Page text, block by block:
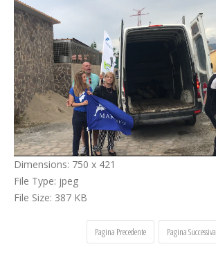
Dimensions: 750 x 421
File Type: jpeg
File Size: 387 KB
Pagina Precedente Pagina Successiva